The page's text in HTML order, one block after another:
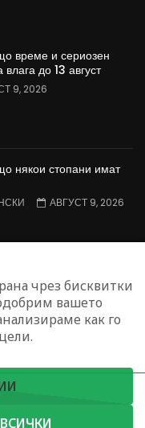
време и сериозен
до 13 август
9, 2026
някои стопани имат
АВГУСТ 9, 2026
земеделие,
и борба с
9, 2026
чрез бисквитки
вашето
как го
БЮЛЕТИН